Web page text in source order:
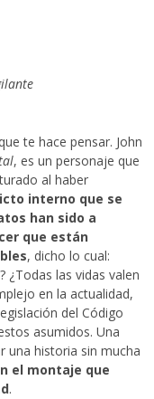
te hace pensar. John
, es un personaje que
al haber
interno que se
han sido a
que están
, dicho lo cual:
¿Todas las vidas valen
en la actualidad,
del Código
asumidos. Una
una historia sin mucha
el montaje que
.